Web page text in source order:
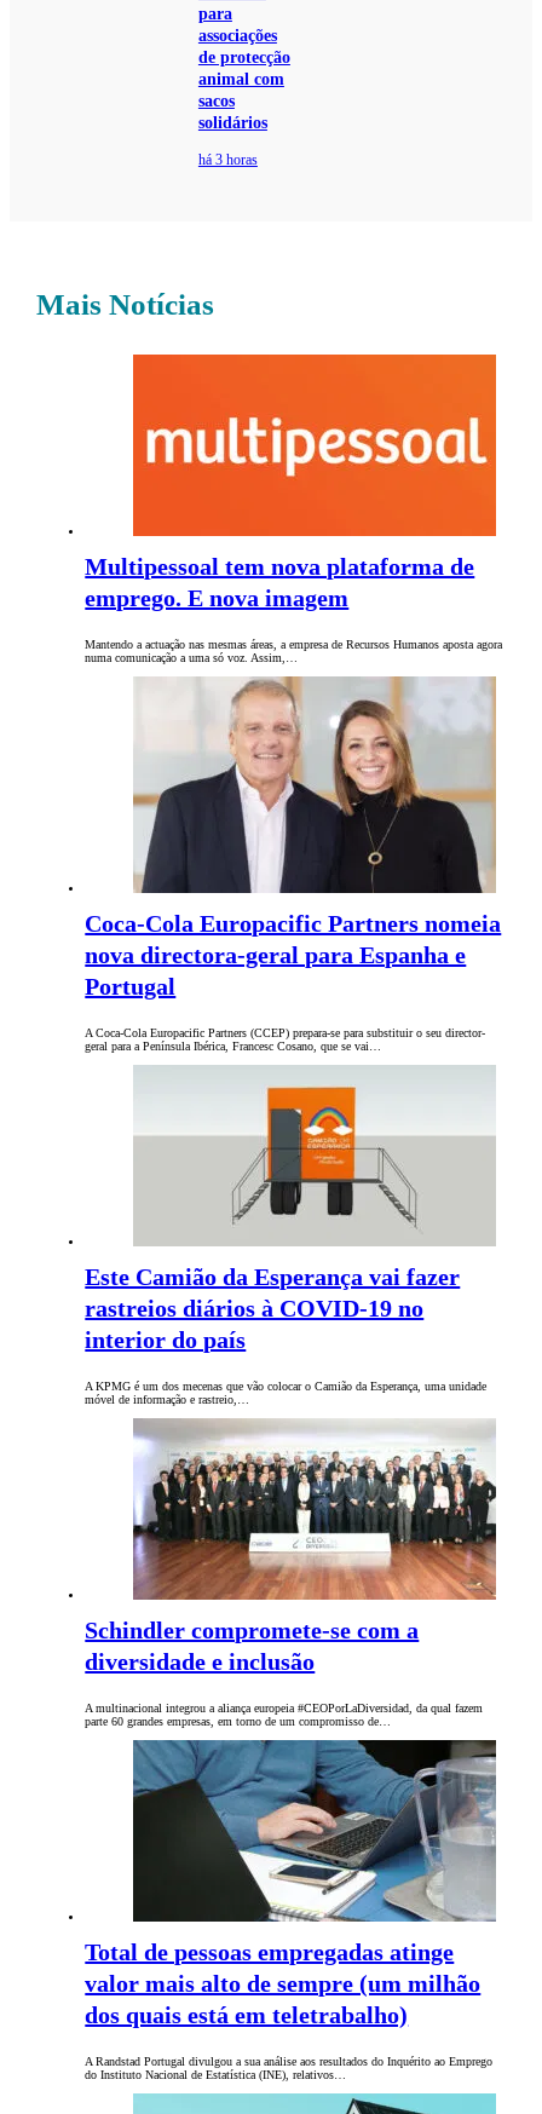
para
associações
de protecção
animal com
sacos
solidários
há 3 horas
Mais Notícias
Multipessoal tem nova plataforma de
emprego. E nova imagem
Mantendo a actuação nas mesmas áreas, a empresa de Recursos Humanos aposta agora
numa comunicação a uma só voz. Assim,…
Coca-Cola Europacific Partners nomeia
nova directora-geral para Espanha e
Portugal
A Coca-Cola Europacific Partners (CCEP) prepara-se para substituir o seu director-
geral para a Península Ibérica, Francesc Cosano, que se vai…
Este Camião da Esperança vai fazer
rastreios diários à COVID-19 no
interior do país
A KPMG é um dos mecenas que vão colocar o Camião da Esperança, uma unidade
móvel de informação e rastreio,…
Schindler compromete-se com a
diversidade e inclusão
A multinacional integrou a aliança europeia #CEOPorLaDiversidad, da qual fazem
parte 60 grandes empresas, em torno de um compromisso de…
Total de pessoas empregadas atinge
valor mais alto de sempre (um milhão
dos quais está em teletrabalho)
A Randstad Portugal divulgou a sua análise aos resultados do Inquérito ao Emprego
do Instituto Nacional de Estatística (INE), relativos…